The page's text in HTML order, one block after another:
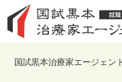
国試黒本治療家エージェント